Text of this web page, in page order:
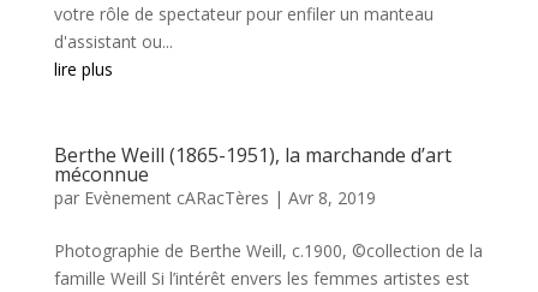
votre rôle de spectateur pour enfiler un manteau
d'assistant ou...
lire plus
Berthe Weill (1865-1951), la marchande d’art
méconnue
par Evènement cARacTères | Avr 8, 2019
Photographie de Berthe Weill, c.1900, ©collection de la
famille Weill Si l’intérêt envers les femmes artistes est